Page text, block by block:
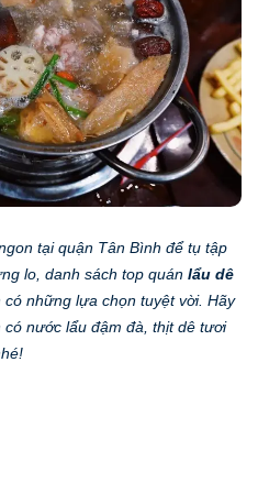
tại quận Tân Bình để tụ tập
lo, danh sách top quán lẩu dê
những lựa chọn tuyệt vời. Hãy
nước lẩu đậm đà, thịt dê tươi